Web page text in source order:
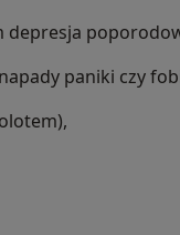
depresja
paniki czy